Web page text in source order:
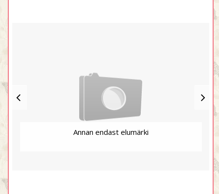
Annan endast elumärki